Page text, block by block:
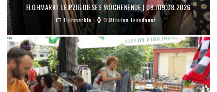
FLOHMARKT LEIPZIG DIESES WOCHENENDE | 08./09.08.2026
Flohmärkte 3 Minuten Lesedauer